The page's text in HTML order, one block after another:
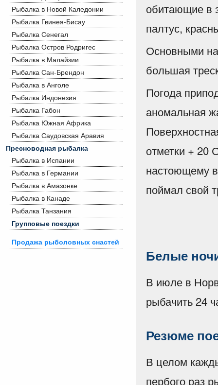
Рыбалка в Новой Каледонии
Рыбалка Гвинея-Бисау
Рыбалка Сенегал
Рыбалка Остров Родригес
Рыбалка в Малайзии
Рыбалка Сан-Брендон
Рыбалка в Анголе
Рыбалка Индонезия
Рыбалка Габон
Рыбалка Южная Африка
Рыбалка Саудовская Аравия
Пресноводная рыбалка
Рыбалка в Испании
Рыбалка в Германии
Рыбалка в Амазонке
Рыбалка в Канаде
Рыбалка Танзания
Групповые поездки
Продажа рыболовных снастей
обитающие в
палтус,
Основными
большая
Погода
аномальная
отметки + 20
настоющему
поймал свой
Белые
В июле в
рыбачить 24
Резюме
В целом
пербого раз